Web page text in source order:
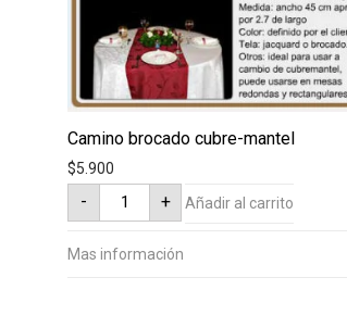
Camino brocado cubre-mantel
$5.900
-
Camino
brocado
cubre-
cantidad
+ Añadir al carrito
Mas información